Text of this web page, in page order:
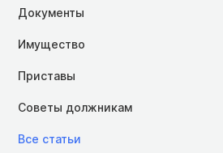
Документы
Имущество
Приставы
Советы должникам
Все статьи